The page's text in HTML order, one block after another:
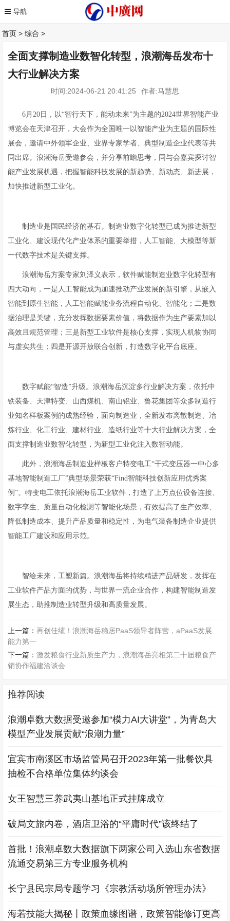
首页 >综合 >
全面支撑制造业数智化转型，浪潮海岳发布十
大行业解决方案
时间:2024-06-21 20:41:25 作者:马慧思
6月20日，以“智行天下，能动未来”为主题的2024世界智能产业
博览会在天津召开，大会作为全国唯一以智能产业为主题的国际性
展会，邀请中外领军企业、业界专家学者、典型制造企业代表等共
同出席。浪潮海岳受邀参会，并分享前瞻思考，同与会嘉宾探讨智
能产业发展机遇，把握智能科技发展的新趋势、新动态、新进展，
加快推进新型工业化。
制造业是国民经济的基石。制造业数字化转型已成为推进新型
工业化、建设现代化产业体系的重要举措，人工智能、大模型等新
一代数字技术是关键支撑。
浪潮海岳方案专家刘泽义表示，软件赋能制造业数字化转型有
四大动向，一是人工智能成为加速推动产业发展的新引擎，从嵌入
智能到原生智能，人工智能赋能业务流程自动化、智能化；二是数
据治理是关键，充分发挥数据要素价值，将数据作为生产要素加以
高效且规范管理；三是新型工业软件是核心支撑，实现人机物协同
与虚实共生；四是开源开放联合创新，打造数字化平台底座。
数字赋能“智造”升级。浪潮海岳沉淀多行业解决方案，依托中
铁装备、天津特变、山西煤机、南山铝业、鲁花集团等众多制造行
业知名样板案例的成熟经验，面向制造业，全新发布离散制造、冶
炼行业、化工行业、建材行业、造纸行业等十大行业解决方案，全
面支撑制造业数智化转型，为新型工业化注入数智动能。
此外，浪潮海岳制造业样板客户特变电工“干式变压器一中心多
基地智能制造工厂”典型场景荣获“Find智能科技创新应用优秀案
例”。特变电工依托浪潮海岳工业软件，打造了上万点位设备连接、
数字孪生、质量自动化检测等智能化场景，有效提高了生产效率、
降低制造成本、提升产品质量和稳定性，为电气装备制造企业提供
智能工厂建设和应用示范。
智绘未来，工塑新篇。浪潮海岳将持续精进产品研发，发挥在
工业软件产品方面的优势，与世界一流企业合作，构建智能制造发
展生态，助推制造业转型升级和高质量发展。
上一篇：再创佳绩！浪潮海岳稳居PaaS领导者阵营，aPaaS发展
能力第一
下一篇：激发粮食行业新质生产力，浪潮海岳亮相第二十届粮食产
销协作福建洽谈会
推荐阅读
浪潮卓数大数据受邀参加“模力AI大讲堂”，为青岛大
模型产业发展贡献“浪潮力量”
宜宾市南溪区市场监管局召开2023年第一批餐饮具
抽检不合格单位集体约谈会
女王智慧三养武夷山基地正式挂牌成立
破局文旅内卷，酒店卫浴的“平庸时代”该终结了
首批！浪潮卓数大数据旗下两家公司入选山东省数据
流通交易第三方专业服务机构
长宁县民宗局专题学习《宗教活动场所管理办法》
海若技能大揭秘丨政策血缘图谱，政策智能修订更高